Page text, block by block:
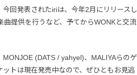
回発表されたiriは、今年2月にリリースし
提供を行うなど、予てからWONKと交流
(DATS / yahyel)、MALIYAらのゲ
トは現在発売中なので、ぜひともお見逃